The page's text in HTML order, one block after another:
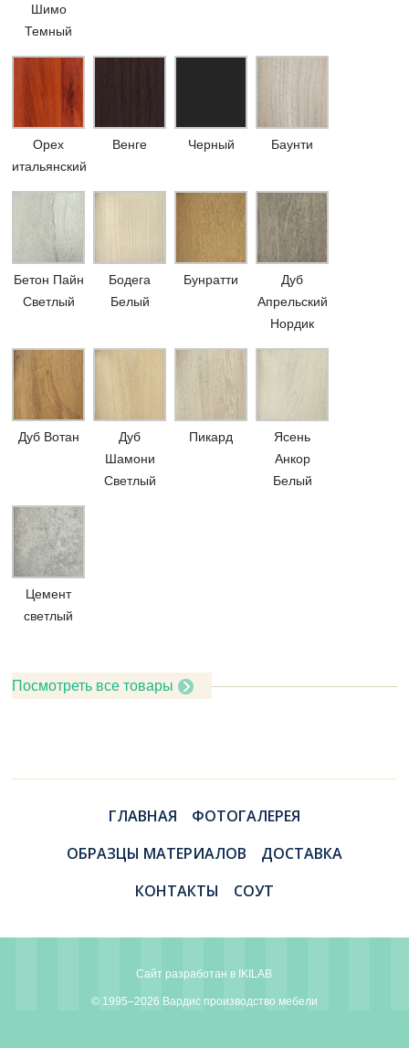
Шимо
Темный
Орех
итальянский
Венге Черный Баунти
Бетон Пайн
Светлый
Бодега
Белый
Бунратти
Дуб
Апрельский
Нордик
Дуб Вотан
Дуб
Шамони
Светлый
Пикард
Ясень
Анкор
Белый
Цемент
светлый
Посмотреть все товары
ГЛАВНАЯ
ФОТОГАЛЕРЕЯ
ОБРАЗЦЫ МАТЕРИАЛОВ
ДОСТАВКА
КОНТАКТЫ
СОУТ
Сайт разработан в IKILAB
© 1995–2026 Вардис производство мебели